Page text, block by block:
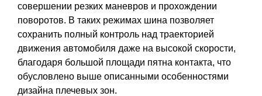
совершении резких маневров и прохождении
поворотов. В таких режимах шина позволяет
сохранить полный контроль над траекторией
движения автомобиля даже на высокой скорости,
благодаря большой площади пятна контакта, что
обусловлено выше описанными особенностями
дизайна плечевых зон.